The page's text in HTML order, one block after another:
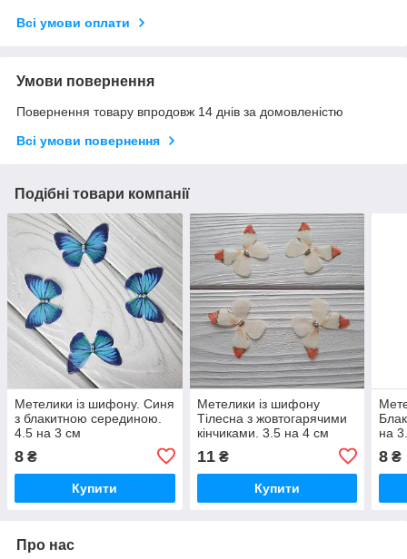
Всі умови оплати
Умови повернення
Повернення товару впродовж 14 днів за домовленістю
Всі умови повернення
Подібні товари компанії
Метелики із шифону. Синя
з блакитною серединою.
4.5 на 3 см
8 ₴
Купити
Метелики із шифону
Тілесна з жовтогарячими
кінчиками. 3.5 на 4 см
11₴
Купити
на
8 ₴
Про нас